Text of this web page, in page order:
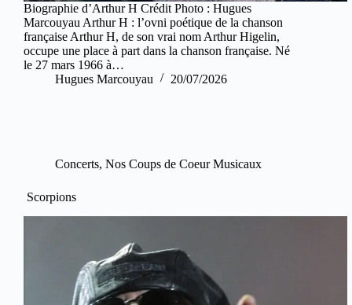
Biographie d’Arthur H Crédit Photo : Hugues
Marcouyau Arthur H : l’ovni poétique de la chanson
française Arthur H, de son vrai nom Arthur Higelin,
occupe une place à part dans la chanson française. Né
le 27 mars 1966 à…
Hugues Marcouyau
20/07/2026
Concerts, Nos Coups de Coeur Musicaux
Scorpions